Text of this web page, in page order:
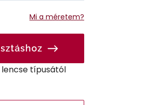
Mi a méretem?
típusától